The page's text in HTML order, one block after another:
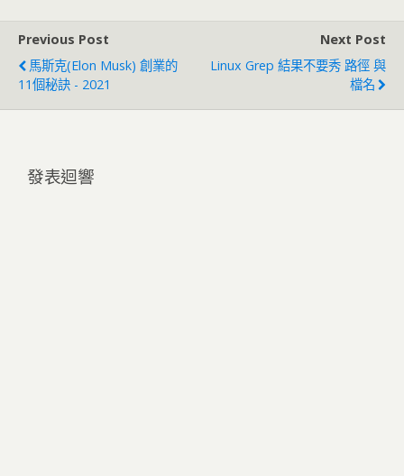
Previous Post
馬斯克(Elon Musk) 創業的
11個秘訣 - 2021
Next Post
Linux Grep 結果不要秀 路徑 與
檔名
發表迴響